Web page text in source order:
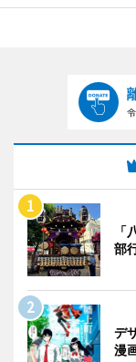
部
デ
漫